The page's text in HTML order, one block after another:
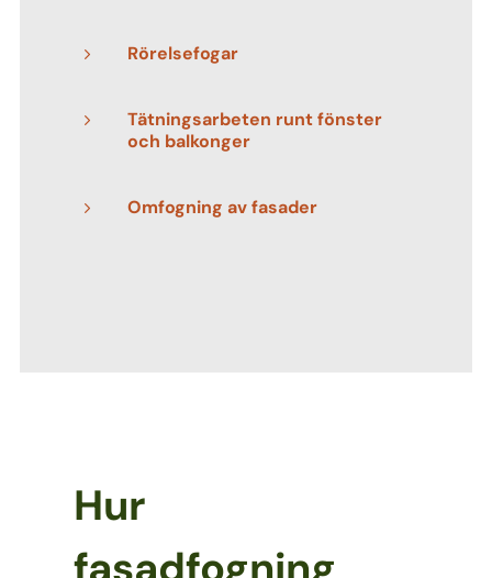
5 Rörelsefogar
5
Tätningsarbeten runt fönster
och balkonger
5 Omfogning av fasader
Hur